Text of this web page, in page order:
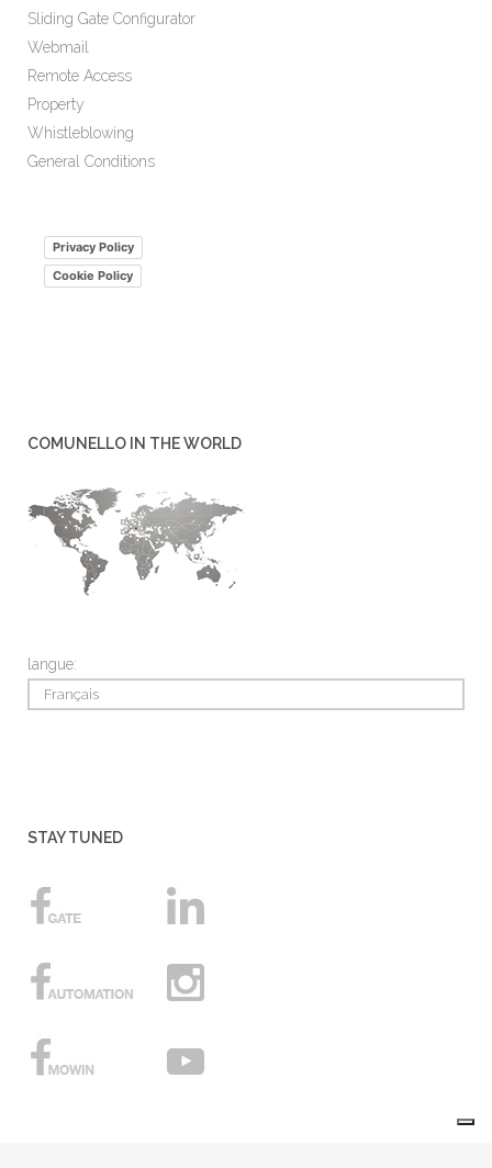
Sliding Gate Configurator
Webmail
Remote Access
Property
Whistleblowing
General Conditions
Privacy Policy
Cookie Policy
COMUNELLO IN THE WORLD
langue:
Français
STAY TUNED